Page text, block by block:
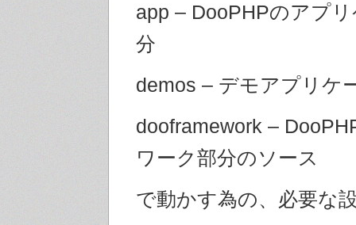
app – DooPHPのアプ
分
demos – デモアプリケ
dooframework –
ワーク部分のソース
で動かす為の、必要な